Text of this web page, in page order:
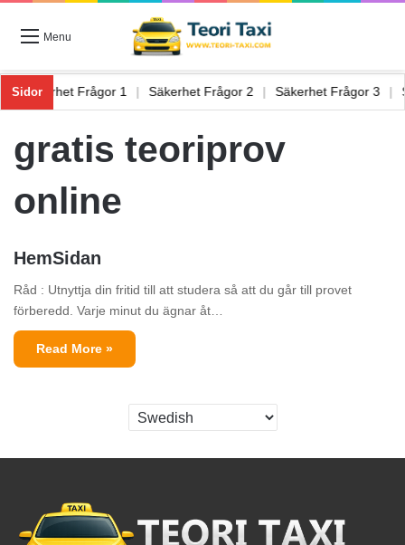
Menu
Sidor
| Säkerhet Frågor 1 Säkerhet Frågor 2 Säkerhet Frågor 3
gratis teoriprov
online
HemSidan
Råd : Utnyttja din fritid till att studera så att du går till provet
förberedd. Varje minut du ägnar åt…
Read More »